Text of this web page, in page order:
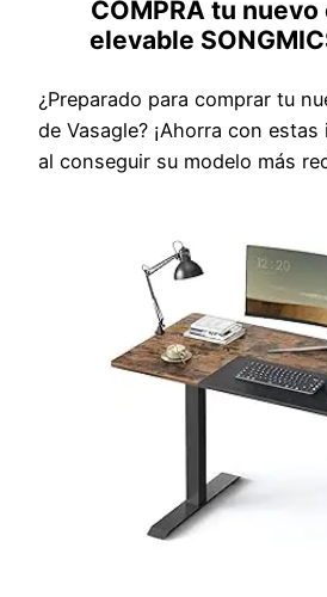
COMPRA tu
elevable
¿Preparado para comprar tu
de Vasagle? ¡Ahorra con
al conseguir su modelo más